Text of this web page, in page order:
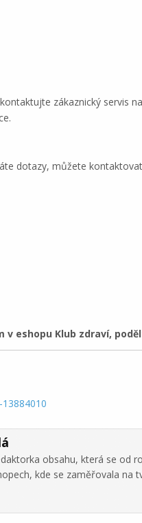
zákaznický servis
dotazy, můžete
eshopu Klub zdraví,
obsahu, která se od
kde se zaměřovala